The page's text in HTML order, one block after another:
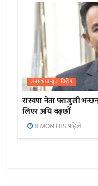
जनप्रभाबन्युज विशेष
रास्वपा नेता पराजुली
लिएर अघि बढ्छौँ
8 MONTHS पहिले